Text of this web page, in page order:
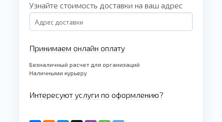
Узнайте стоимость доставки на ваш адрес
Принимаем онлайн оплату
Безналичный расчет для организаций
Наличными курьеру
Интересуют услуги по оформлению?